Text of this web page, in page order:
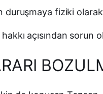
duruşmaya fiziki
açısından